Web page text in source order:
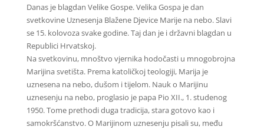
Danas je blagdan Velike Gospe. Velika Gospa je dan
svetkovine Uznesenja Blažene Djevice Marije na nebo. Slavi
se 15. kolovoza svake godine. Taj dan je i državni blagdan u
Republici Hrvatskoj.
Na svetkovinu, mnoštvo vjernika hodočasti u mnogobrojna
Marijina svetišta. Prema katoličkoj teologiji, Marija je
uznesena na nebo, dušom i tijelom. Nauk o Marijinu
uznesenju na nebo, proglasio je papa Pio XII., 1. studenog
1950. Tome prethodi duga tradicija, stara gotovo kao i
samokršćanstvo. O Marijinom uznesenju pisali su, među